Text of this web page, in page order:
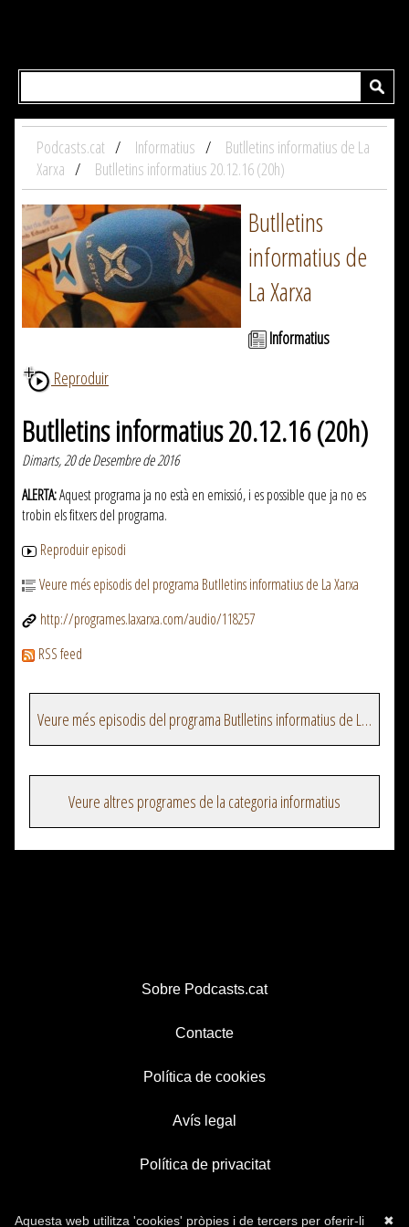
Podcasts.cat Informatius
Butlletins informatius de La
Xarxa
Butlletins informatius 20.12.16 (20h)
Butlletins
informatius de
La Xarxa
Informatius
Reproduir
Butlletins informatius 20.12.16 (20h)
Dimarts, 20 de Desembre de 2016
ALERTA:Aquest programa ja no està en emissió, i es possible que ja no es
trobin els fitxers del programa.
Reproduir episodi
Veure més episodis del programa Butlletins informatius de La Xarxa
http://programes.laxarxa.com/audio/118257
RSS feed
Veure més episodis del programa Butlletins informatius de La Xarxa
Veure altres programes de la categoria informatius
Sobre Podcasts.cat
Contacte
Política de cookies
Avís legal
Política de privacitat
✖
Aquesta web utilitza 'cookies' pròpies i de tercers per oferir-li